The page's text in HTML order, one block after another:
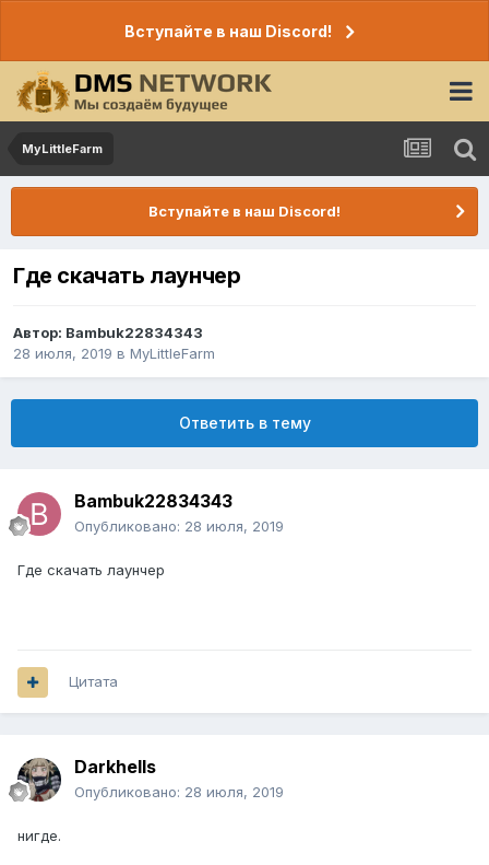
Вступайте в наш Discord!
MyLittleFarm
Вступайте в наш Discord!
Где скачать лаунчер
Автор: Bambuk22834343
28 июля, 2019 в MyLittleFarm
Ответить в тему
Bambuk22834343
Опубликовано: 28 июля, 2019
Где скачать лаунчер
Цитата
Darkhells
Опубликовано: 28 июля, 2019
нигде.